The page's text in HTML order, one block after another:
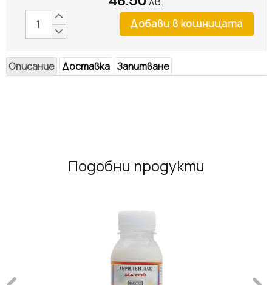
Описание Доставка Запитване
Подобни продукти